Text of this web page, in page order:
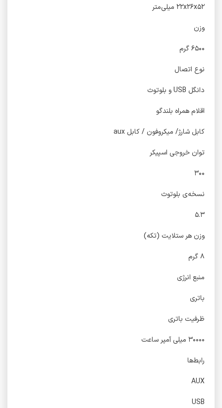
۲۲x۲۶x۵۲ میلی‌متر
وزن
۶۵۰۰ گرم
نوع اتصال
دانگل USB و بلوتوث
اقلام همراه بلندگو
کابل شارژ/ میکروفون / کابل aux
توان خروجی اسپیکر
۳۰۰
نسخه‌ی بلوتوث
۵.۳
وزن هر ستلایت (تکه)
۸ گرم
منبع انرژی
باتری
ظرفیت باتری
۳۰۰۰۰ میلی آمپر ساعت
رابط‌ها
AUX
USB